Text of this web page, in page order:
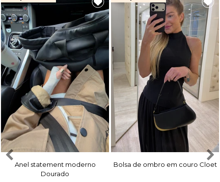
Anel statement moderno
Dourado
Bolsa de ombro em couro Cloet